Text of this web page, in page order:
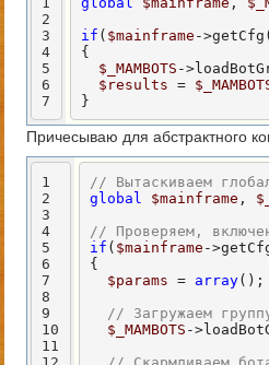
2
3
4
5
6
7
if ( $mainframe -
{
$_MAMBOTS -
$results =
}
Причесываю для абстрактного
1
2
3
4
5
6
7
8
9
10
11
12
// Вытаскиваем
global
$mainframe ,
// Проверяем,
if ( $mainframe -
{
$params = array();
// Загружаем
$_MAMBOTS -
// Скармливаем